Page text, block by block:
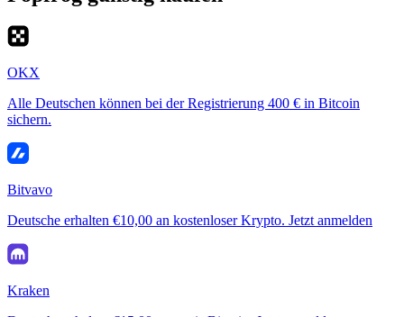
OKX
Alle Deutschen können bei der Registrierung 400 € in Bitcoin
sichern.
Bitvavo
Deutsche erhalten €10,00 an kostenloser Krypto. Jetzt anmelden
Kraken